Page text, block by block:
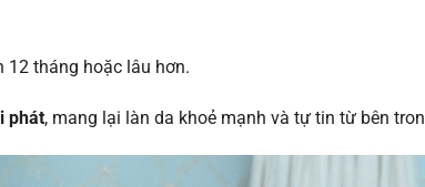
12 tháng hoặc lâu hơn.
phát, mang lại làn da khoẻ mạnh và tự tin từ bên